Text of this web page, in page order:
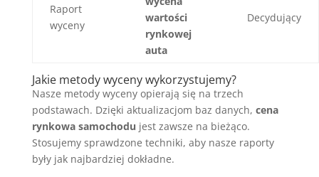
Raport
wyceny
wartości
rynkowej
auta
Decydujący
Jakie metody wyceny wykorzystujemy?
Nasze metody wyceny opierają się na trzech
podstawach. Dzięki aktualizacjom baz danych, cena
rynkowa samochodu jest zawsze na bieżąco.
Stosujemy sprawdzone techniki, aby nasze raporty
były jak najbardziej dokładne.